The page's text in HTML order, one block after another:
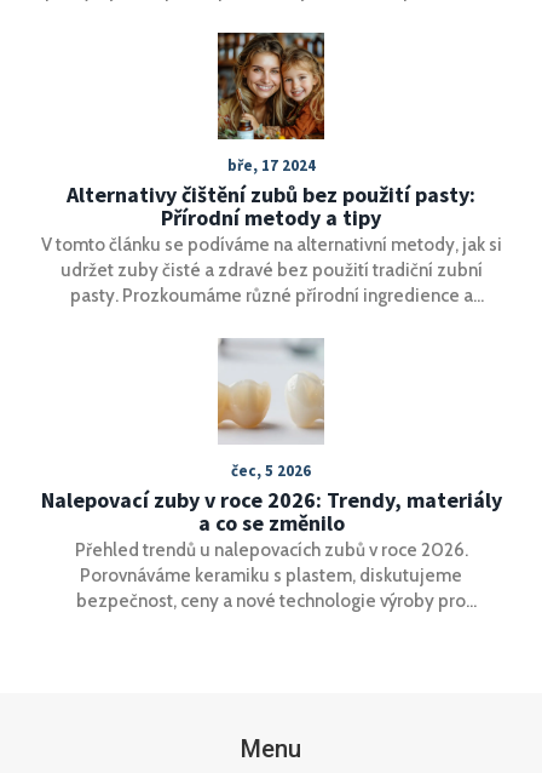
zkažených zubů, různými metodami léčby a prevencí.
Čtenáři zde najdou užitečné tipy a rady od domácí péče
až po profesionální zásahy.
bře, 17 2024
Alternativy čištění zubů bez použití pasty:
Přírodní metody a tipy
V tomto článku se podíváme na alternativní metody, jak si
udržet zuby čisté a zdravé bez použití tradiční zubní
pasty. Prozkoumáme různé přírodní ingredience a
dozvíte se tipy na to, jak si můžete efektivně čistit zuby
bez chemikálií. Naše metody vycházejí z nejnovějších
poznatků a doporučení odborníků.
čec, 5 2026
Nalepovací zuby v roce 2026: Trendy, materiály
a co se změnilo
Přehled trendů u nalepovacích zubů v roce 2026.
Porovnáváme keramiku s plastem, diskutujeme
bezpečnost, ceny a nové technologie výroby pro
Menu